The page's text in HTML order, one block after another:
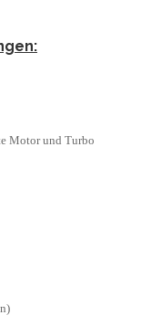
Motor und Turbo